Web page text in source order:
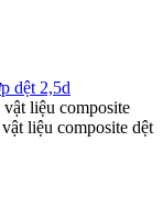
dệt 2,5d
liệu composite
liệu composite dệt